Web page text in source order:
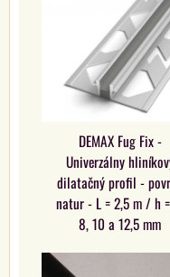
DEMAX Fug Fix -
Univerzálny
dilatačný profil -
natur - L = 2,5 m / h
8, 10 a 12,5 mm